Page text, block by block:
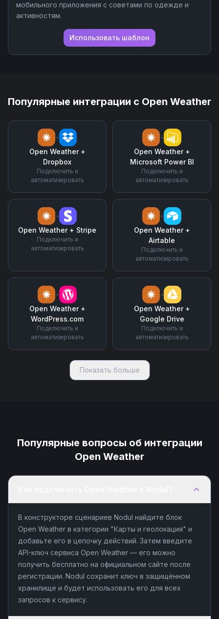
мобильного приложения с советами по одежде и
активностям.
Использовать шаблон
Популярные интеграции с Open Weather
+
Open Weather+
Dropbox
Подключить и
автоматизировать
+
Open Weather+
Microsoft Power BI
Подключить и
автоматизировать
+
Open Weather+ Stripe
Подключить и
автоматизировать
+
Open Weather+
Airtable
Подключить и
автоматизировать
+
Open Weather+
WordPress.com
Подключить и
автоматизировать
+
Open Weather+
Google Drive
Подключить и
автоматизировать
Показать больше
Популярные вопросы об интеграции
Open Weather
В конструкторе сценариев Nodul найдите блок
Open Weather в категории "Карты и геолокация" и
добавьте его в цепочку действий. Затем введите
API-ключ сервиса Open Weather — его можно
получить бесплатно на официальном сайте после
регистрации. Nodul сохранит ключ в защищённом
хранилище и будет использовать его для всех
запросов к сервису.